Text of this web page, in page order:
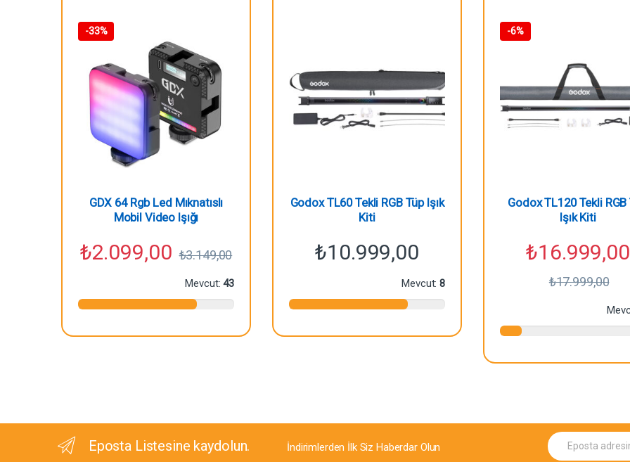
-33%
GDX 64 Rgb Led Mıknatıslı
Mobil Video Işığı
₺2.099,00 ₺3.149,00
Mevcut:43
Godox TL60 Tekli RGB Tüp Işık
Kiti
₺10.999,00
Mevcut:8
-6%
Godox TL120 Tekli RGB
Işık Kiti
₺16.999,00
₺17.999,00
Eposta Listesine kaydolun. İndirimlerden İlk Siz Haberdar Olun
E
p